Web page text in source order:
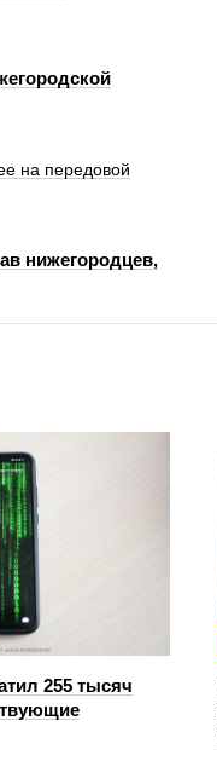
на передовой
нижегородцев,
255 тысяч